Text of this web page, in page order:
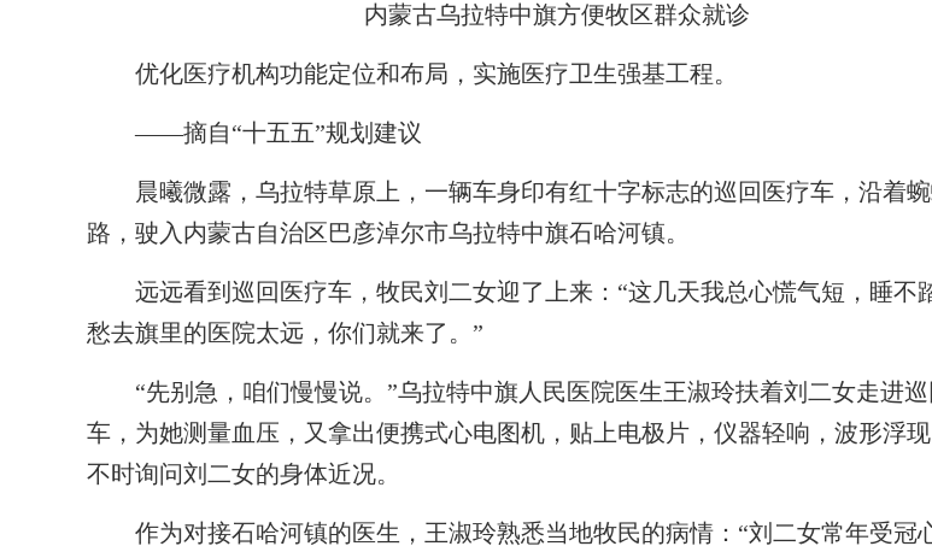
内蒙古乌拉特中旗方便牧区群众就诊
优化医疗机构功能定位和布局，实施医疗卫生强基工程。
——摘自“十五五”规划建议
晨曦微露，乌拉特草原上，一辆车身印有红十字标志的巡回医疗车，沿着
路，驶入内蒙古自治区巴彦淖尔市乌拉特中旗石哈河镇。
远远看到巡回医疗车，牧民刘二女迎了上来：“这几天我总心慌气短，睡不
愁去旗里的医院太远，你们就来了。”
“先别急，咱们慢慢说。”乌拉特中旗人民医院医生王淑玲扶着刘二女走进巡
车，为她测量血压，又拿出便携式心电图机，贴上电极片，仪器轻响，波形浮
不时询问刘二女的身体近况。
作为对接石哈河镇的医生，王淑玲熟悉当地牧民的病情：“刘二女常年受冠